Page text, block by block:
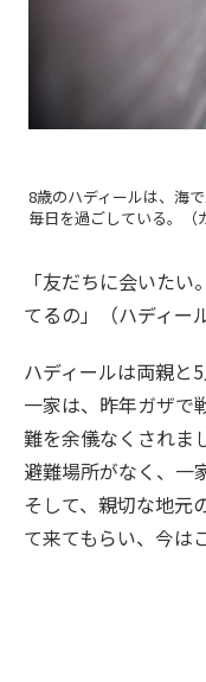
8歳のハディールは、海
毎日を過ごしている。（
「友だちに会いた
てるの」（ハディー
ハディールは両親と
一家は、昨年ガザで
難を余儀なくされま
避難場所がなく、一
そして、親切な地元
て来てもらい、今は